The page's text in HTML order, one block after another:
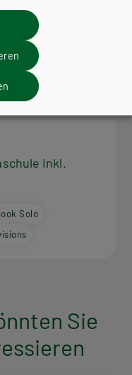
inkl.
Solo
Sie